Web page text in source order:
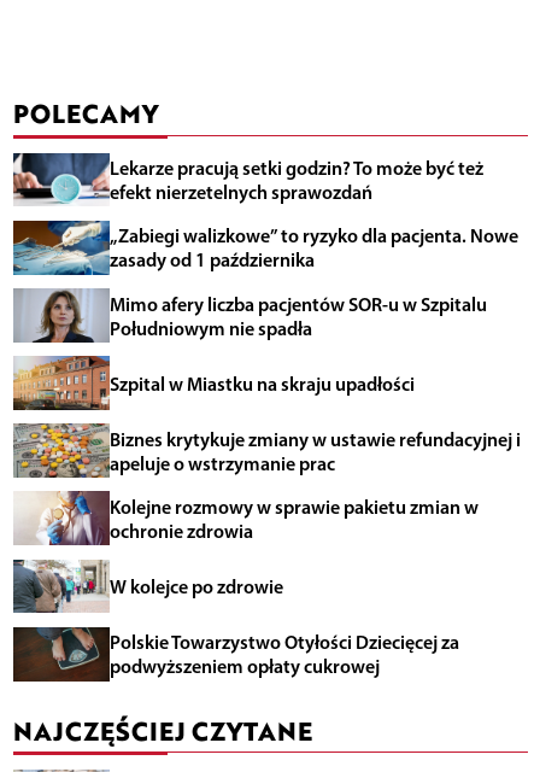
POLECAMY
Lekarze pracują setki godzin? To może być też
efekt nierzetelnych sprawozdań
„Zabiegi walizkowe” to ryzyko dla pacjenta. Nowe
zasady od 1 października
Mimo afery liczba pacjentów SOR-u w Szpitalu
Południowym nie spadła
Szpital w Miastku na skraju upadłości
Biznes krytykuje zmiany w ustawie refundacyjnej i
apeluje o wstrzymanie prac
Kolejne rozmowy w sprawie pakietu zmian w
ochronie zdrowia
W kolejce po zdrowie
Polskie Towarzystwo Otyłości Dziecięcej za
podwyższeniem opłaty cukrowej
NAJCZĘŚCIEJ CZYTANE